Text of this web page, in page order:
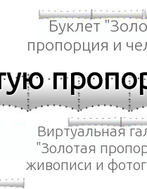
Буклет
пропорция и
Виртуальная
"Золотая
живописи и